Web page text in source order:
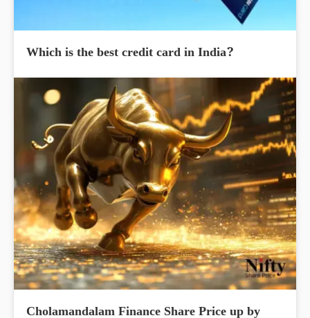
Which is the best credit card in India?
Cholamandalam Finance Share Price up by